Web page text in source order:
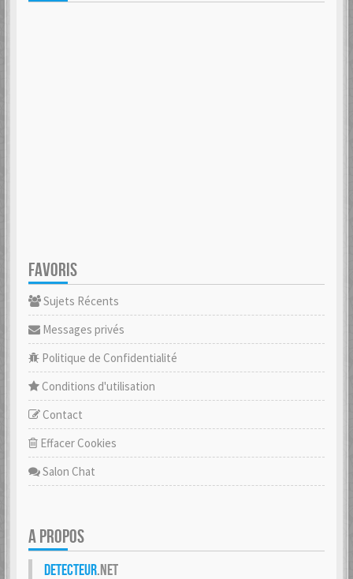
FAVORIS
Sujets Récents
Messages privés
Politique de Confidentialité
Conditions d'utilisation
Contact
Effacer Cookies
Salon Chat
A PROPOS
Detecteur.net